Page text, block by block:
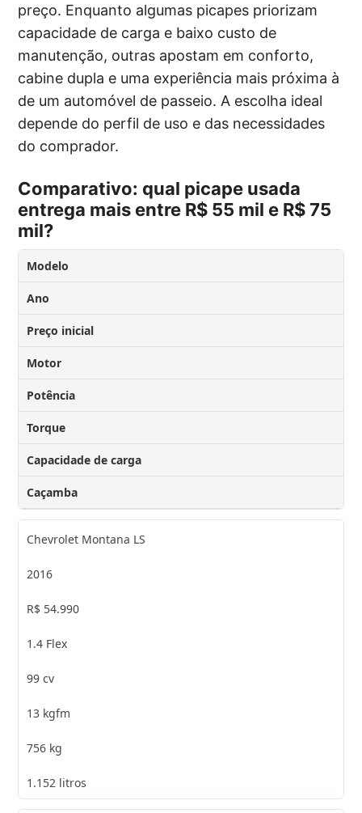
preço. Enquanto algumas picapes priorizam
capacidade de carga e baixo custo de
manutenção, outras apostam em conforto,
cabine dupla e uma experiência mais próxima à
de um automóvel de passeio. A escolha ideal
depende do perfil de uso e das necessidades
do comprador.
Comparativo: qual picape usada
entrega mais entre R$ 55 mil e R$ 75
mil?
Modelo
Ano
Preço inicial
Motor
Potência
Torque
Capacidade de carga
Caçamba
Chevrolet Montana LS
2016
R$ 54.990
1.4 Flex
99 cv
13 kgfm
756 kg
1.152 litros